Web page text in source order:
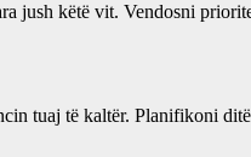
jush këtë vit. Vendosni
tuaj të kaltër. Planifikoni